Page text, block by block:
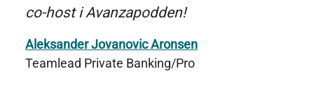
co-host i Avanzapodden!
Aleksander Jovanovic Aronsen
Teamlead Private Banking/Pro